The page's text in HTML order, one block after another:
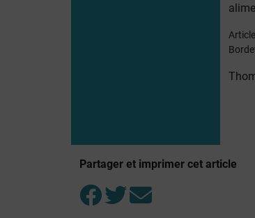
Partager et imprimer cet article